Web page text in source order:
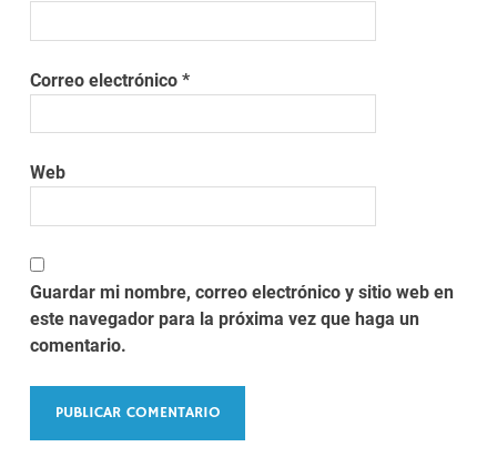
Correo electrónico*
Web
Guardar mi nombre, correo electrónico y sitio web en
este navegador para la próxima vez que haga un
comentario.